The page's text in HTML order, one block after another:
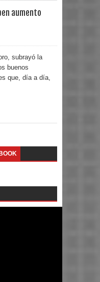
aumento
subrayó la
buenos
que, día a día,